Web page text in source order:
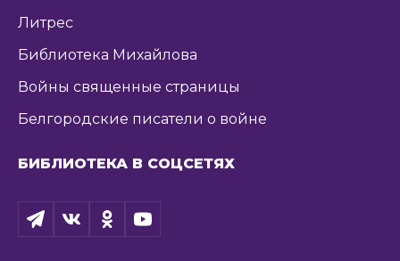
Литрес
Библиотека Михайлова
Войны священные страницы
Белгородские писатели о войне
БИБЛИОТЕКА В СОЦСЕТЯХ